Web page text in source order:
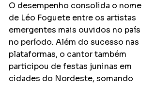
O desempenho consolida o nome
de Léo Foguete entre os artistas
emergentes mais ouvidos no país
no período. Além do sucesso nas
plataformas, o cantor também
participou de festas juninas em
cidades do Nordeste, somando